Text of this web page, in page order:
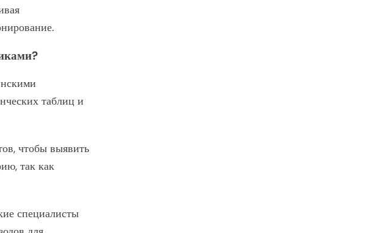
таблиц и
чтобы выявить
так как
специалисты